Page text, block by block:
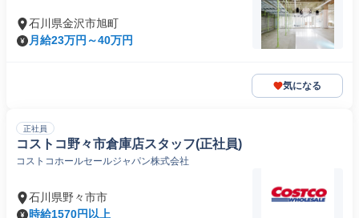
石川県金沢市旭町
月給23万円～40万円
気になる
正社員
コストコ野々市倉庫店スタッフ(正社員)
コストコホールセールジャパン株式会社
石川県野々市市
時給1570円以上